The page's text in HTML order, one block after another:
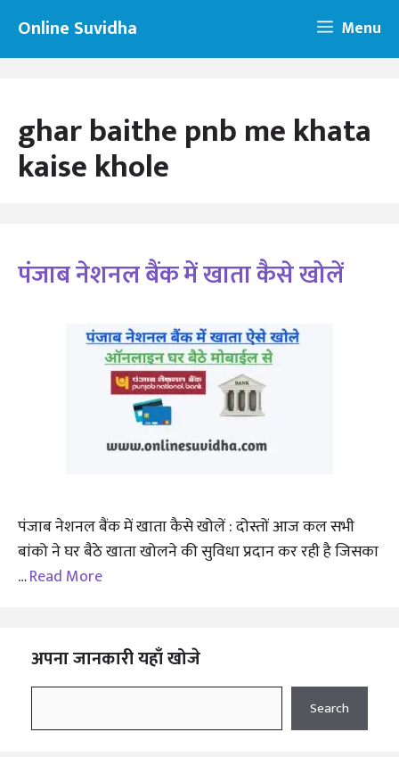
content
Online Suvidha Menu
ghar baithe pnb me khata
kaise khole
पंजाब नेशनल बैंक में खाता कैसे खोलें
पंजाब नेशनल बैंक में खाता कैसे खोलें : दोस्तों आज कल सभी
बांको ने घर बैठे खाता खोलने की सुविधा प्रदान कर रही है जिसका
…Read More
अपना जानकारी यहाँ खोजे
Search